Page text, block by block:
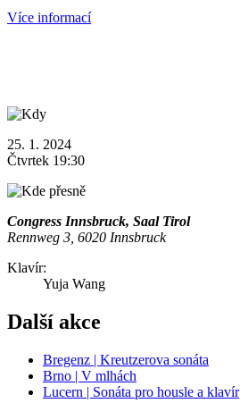
Více informací
25. 1. 2024
Čtvrtek 19:30
Congress Innsbruck, Saal Tirol
Rennweg 3, 6020 Innsbruck
Klavír:
Yuja Wang
Další akce
Bregenz | Kreutzerova sonáta
Brno | V mlhách
Lucern | Sonáta pro housle a klavír